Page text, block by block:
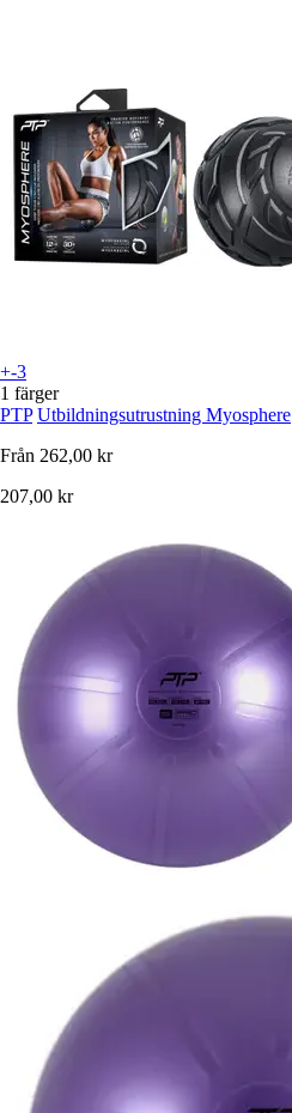
+-3
1 färger
PTP Utbildningsutrustning Myosphere
Från 262,00 kr
207,00 kr